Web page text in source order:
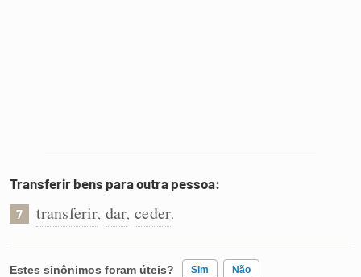
Transferir bens para outra pessoa:
7 transferir, dar, ceder.
Estes sinônimos foram úteis? Sim Não